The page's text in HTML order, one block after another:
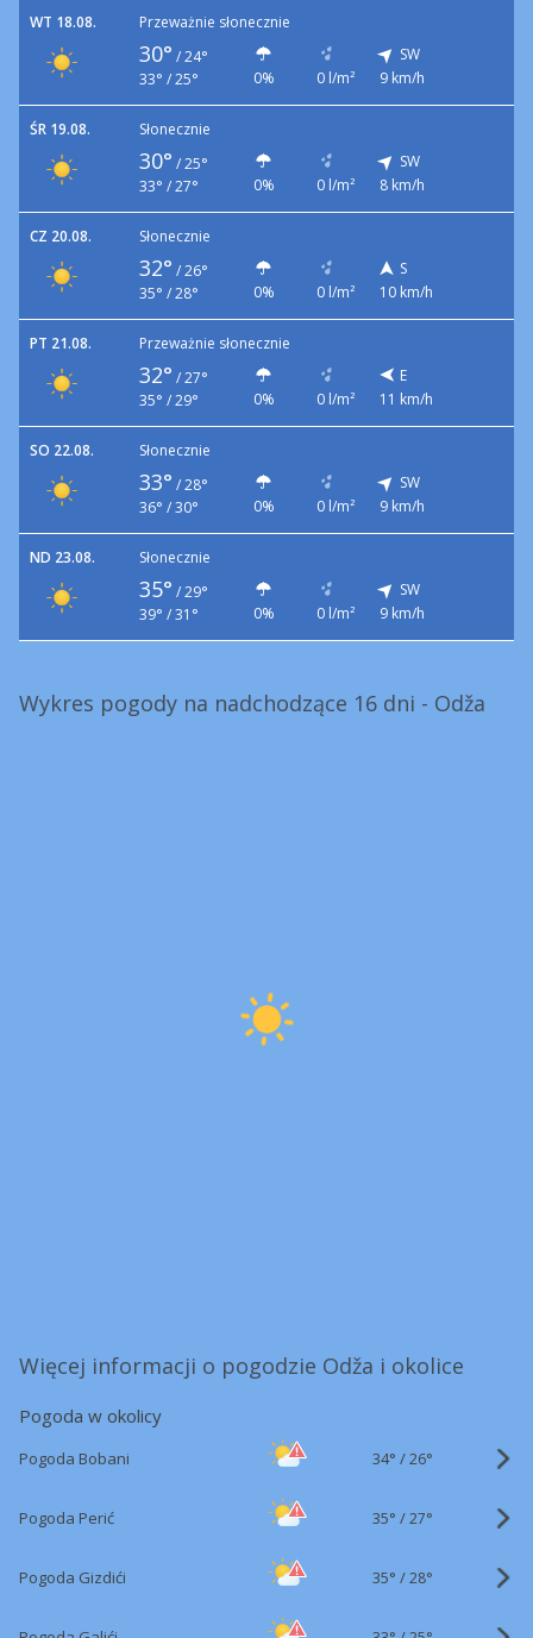
WT 18.08. Przeważnie słonecznie
30° / 24°
33° / 25°
0% 0 l/m²
SW
9 km/h
ŚR 19.08. Słonecznie
30° / 25°
33° / 27°
0% 0 l/m²
SW
8 km/h
CZ 20.08. Słonecznie
32° / 26°
35° / 28°
0% 0 l/m²
S
10 km/h
PT 21.08. Przeważnie słonecznie
32° / 27°
35° / 29°
0% 0 l/m²
E
11 km/h
SO 22.08. Słonecznie
33° / 28°
36° / 30°
0% 0 l/m²
SW
9 km/h
ND 23.08. Słonecznie
35° / 29°
39° / 31°
0% 0 l/m²
SW
9 km/h
Wykres pogody na nadchodzące 16 dni - Odža
Więcej informacji o pogodzie Odža i okolice
Pogoda w okolicy
Pogoda Bobani 34° /26°
Pogoda Perić 35° /27°
Pogoda Gizdići 35° /28°